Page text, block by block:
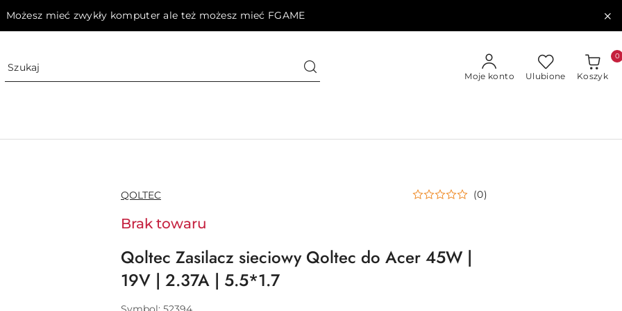
Możesz mieć zwykły komputer ale też możesz mieć FGAME
Moje konto Ulubione Koszyk
0
NAZWA
PRODUCENTA:
QOLTEC (0)
Brak towaru
Qoltec Zasilacz sieciowy Qoltec do Acer 45W |
19V | 2.37A | 5.5*1.7